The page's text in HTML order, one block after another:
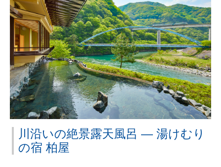
川沿いの絶景露天風呂 ― 湯けむり
の宿 柏屋